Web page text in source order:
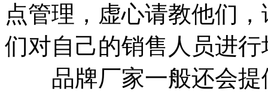
点管理，虚心请教他们
们对自己的销售人员进
品牌厂家一般还会提